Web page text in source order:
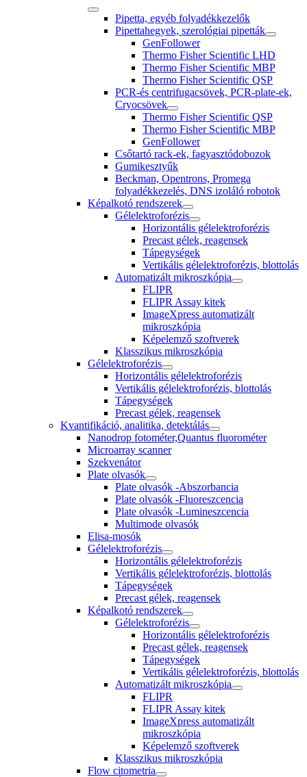
Pipetta, egyéb folyadékkezelők
Pipettahegyek, szerológiai pipetták
GenFollower
Thermo Fisher Scientific LHD
Thermo Fisher Scientific MBP
Thermo Fisher Scientific QSP
PCR-és centrifugacsövek, PCR-plate-ek,
Cryocsövek
Thermo Fisher Scientific QSP
Thermo Fisher Scientific MBP
GenFollower
Csőtartó rack-ek, fagyasztódobozok
Gumikesztyűk
Beckman, Opentrons, Promega
folyadékkezelés, DNS izoláló robotok
Képalkotó rendszerek
Gélelektroforézis
Horizontális gélelektroforézis
Precast gélek, reagensek
Tápegységek
Vertikális gélelektroforézis, blottolás
Automatizált mikroszkópia
FLIPR
FLIPR Assay kitek
ImageXpress automatizált
mikroszkópia
Képelemző szoftverek
Klasszikus mikroszkópia
Gélelektroforézis
Horizontális gélelektroforézis
Vertikális gélelektroforézis, blottolás
Tápegységek
Precast gélek, reagensek
Kvantifikáció, analitika, detektálás
Nanodrop fotométer,Quantus fluorométer
Microarray scanner
Szekvenátor
Plate olvasók
Plate olvasók -Abszorbancia
Plate olvasók -Fluoreszcencia
Plate olvasók -Lumineszcencia
Multimode olvasók
Elisa-mosók
Gélelektroforézis
Horizontális gélelektroforézis
Vertikális gélelektroforézis, blottolás
Tápegységek
Precast gélek, reagensek
Képalkotó rendszerek
Gélelektroforézis
Horizontális gélelektroforézis
Precast gélek, reagensek
Tápegységek
Vertikális gélelektroforézis, blottolás
Automatizált mikroszkópia
FLIPR
FLIPR Assay kitek
ImageXpress automatizált
mikroszkópia
Képelemző szoftverek
Klasszikus mikroszkópia
Flow citometria